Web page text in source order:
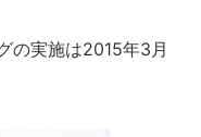
の実施は2015年3月